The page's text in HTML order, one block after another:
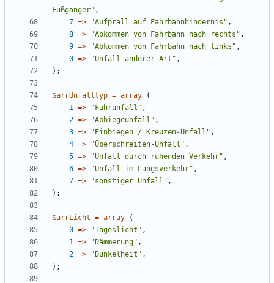
Fußgänger" ,
7 => "Aufprall auf Fahrbahnhindernis " ,
8 => "Abkommen von Fahrbahn nach rechts " ,
9 => "Abkommen von Fahrbahn nach links " ,
0 => "Unfall anderer Art " ,
);
$arrUnfalltyp = array
(
1 => " Fahrunfall " ,
2 => "Abbiegeunfall " ,
3 => " Einbiegen / Kreuzen-Unfall " ,
4 => "Überschreiten-Unfall " ,
5 => "Unfall durch ruhenden Verkehr" ,
6 => "Unfall im Längsverkehr" ,
7 => "sonstiger Unfall " ,
);
$arrLicht = array
(
0 => "Tageslicht " ,
1 => " Dämmerung" ,
2 => " Dunkelheit " ,
);